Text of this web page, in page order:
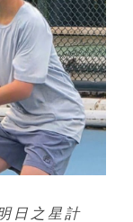
日之星計